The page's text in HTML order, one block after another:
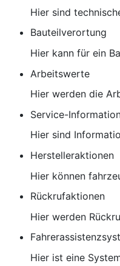
Hier sind
Bauteilverortung
Hier kann für ein
Arbeitswerte
Hier werden die
Service-
Hier sind
Herstelleraktionen
Hier können
Rückrufaktionen
Hier werden
Hier ist eine